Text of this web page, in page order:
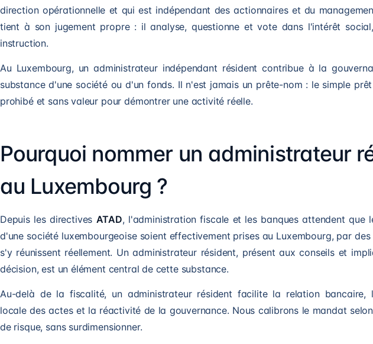
direction opérationnelle et qui est indépendant des actionnaires et du
tient à son jugement propre : il analyse, questionne et vote dans l'intérêt
instruction.
Au Luxembourg, un administrateur indépendant résident contribue à la
substance d'une société ou d'un fonds. Il n'est jamais un prête-nom : le simple
prohibé et sans valeur pour démontrer une activité réelle.
Pourquoi nommer un administrateur
au Luxembourg ?
Depuis les directives ATAD, l'administration fiscale et les banques attendent que
d'une société luxembourgeoise soient effectivement prises au Luxembourg, par
s'y réunissent réellement. Un administrateur résident, présent aux conseils et
décision, est un élément central de cette substance.
Au-delà de la fiscalité, un administrateur résident facilite la relation bancaire,
locale des actes et la réactivité de la gouvernance. Nous calibrons le mandat
de risque, sans surdimensionner.